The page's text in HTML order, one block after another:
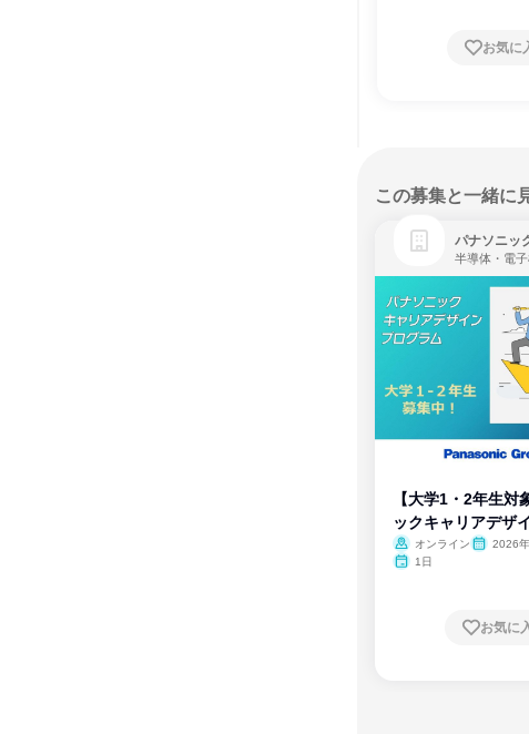
お気に
この募集と一緒に
パナソニッ
半導体・電
【大学1・2年生対
ックキャリアデザ
ム
オンライン
2026
1日
お気に